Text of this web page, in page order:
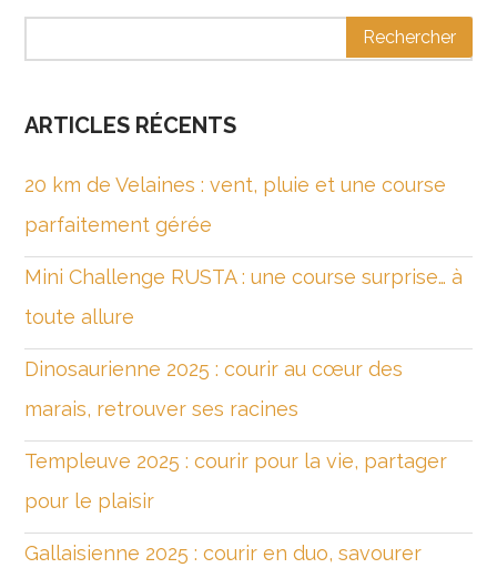
ARTICLES RÉCENTS
20 km de Velaines : vent, pluie et une course
parfaitement gérée
Mini Challenge RUSTA : une course surprise… à
toute allure
Dinosaurienne 2025 : courir au cœur des
marais, retrouver ses racines
Templeuve 2025 : courir pour la vie, partager
pour le plaisir
Gallaisienne 2025 : courir en duo, savourer